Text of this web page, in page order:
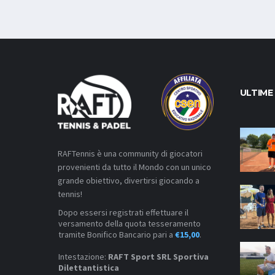
RAFTennis è una community di giocatori
provenienti da tutto il Mondo con un unico
grande obiettivo, divertirsi giocando a
tennis!
Dopo essersi registrati effettuare il
versamento della quota tesseramento
tramite Bonifico Bancario pari a €15,00.
Intestazione: RAFT Sport SRL Sportiva
Dilettantistica